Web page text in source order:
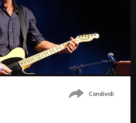
Condividi